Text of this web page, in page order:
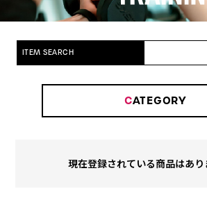
ITEM SEARCH
CATEGORY
現在登録されている商品はあり